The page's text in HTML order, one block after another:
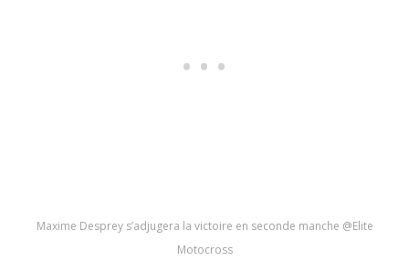
Maxime Desprey s’adjugera la victoire en seconde manche @Elite
Motocross